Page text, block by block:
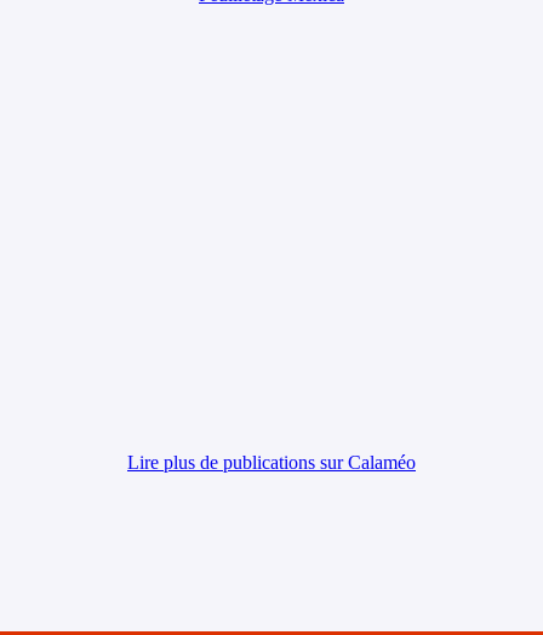
Lire plus de publications sur Calaméo